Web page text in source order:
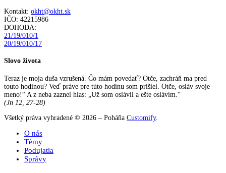
Kontakt: okht@okht.sk
IČO: 42215986
DOHODA:
21/19/010/1
20/19/010/17
Slovo života
Teraz je moja duša vzrušená. Čo mám povedať? Otče, zachráň ma pred
touto hodinou? Veď práve pre túto hodinu som prišiel. Otče, osláv svoje
meno!“ A z neba zaznel hlas: „Už som oslávil a ešte oslávim.“
(Jn 12, 27-28)
Všetký práva vyhradené © 2026 – Poháňa Customify.
O nás
Témy
Podujatia
Správy